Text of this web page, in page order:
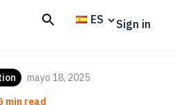
ES Sign in
mayo 18, 2025
min read